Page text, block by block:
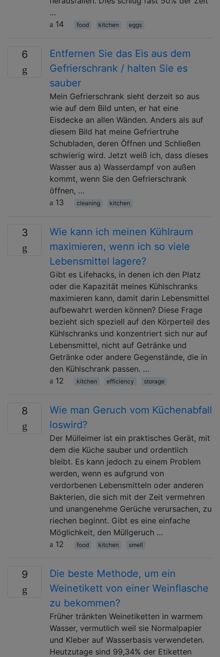
…
14
food kitchen eggs
6
Entfernen Sie das Eis aus dem
Gefrierschrank / halten Sie es
sauber
Mein Gefrierschrank sieht derzeit so aus
wie auf dem Bild unten, er hat eine
Eisdecke an allen Wänden. Anders als auf
diesem Bild hat meine Gefriertruhe
Schubladen, deren Öffnen und Schließen
schwierig wird. Jetzt weiß ich, dass dieses
Wasser aus a) Wasserdampf von außen
kommt, wenn Sie den Gefrierschrank
öffnen, …
13
cleaning kitchen
3
Wie kann ich meinen Kühlraum
maximieren, wenn ich so viele
Lebensmittel lagere?
Gibt es Lifehacks, in denen ich den Platz
oder die Kapazität meines Kühlschranks
maximieren kann, damit darin Lebensmittel
aufbewahrt werden können? Diese Frage
bezieht sich speziell auf den Körperteil des
Kühlschranks und konzentriert sich nur auf
Lebensmittel, nicht auf Getränke und
Getränke oder andere Gegenstände, die in
den Kühlschrank passen. …
12
kitchen efficiency storage
8
Wie man Geruch vom Küchenabfall
loswird?
Der Mülleimer ist ein praktisches Gerät, mit
dem die Küche sauber und ordentlich
bleibt. Es kann jedoch zu einem Problem
werden, wenn es aufgrund von
verdorbenen Lebensmitteln oder anderen
Bakterien, die sich mit der Zeit vermehren
und unangenehme Gerüche verursachen, zu
riechen beginnt. Gibt es eine einfache
Möglichkeit, den Müllgeruch …
12
food kitchen smell
9
Die beste Methode, um ein
Weinetikett von einer Weinflasche
zu bekommen?
Früher tränkten Weinetiketten in warmem
Wasser, vermutlich weil sie Normalpapier
und Kleber auf Wasserbasis verwendeten.
Heutzutage sind 99,34% der Etiketten